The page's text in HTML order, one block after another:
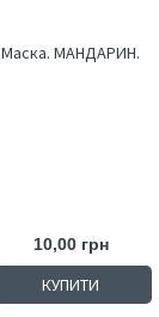
Маска. МАНДАРИН.
10,00 грн
КУПИТИ